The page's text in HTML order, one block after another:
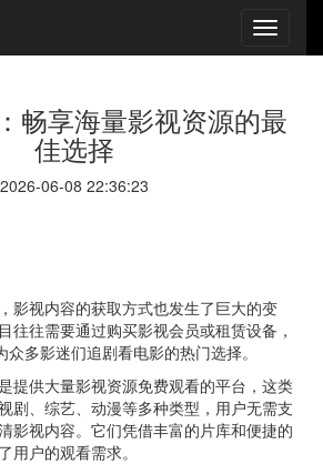
畅享海量影视资源的最
佳选择
2026-06-08 22:36:23
影视内容的获取方式也发生了巨大的变
往往需要通过购买影视会员或租赁设备，
众多影迷们追剧看电影的热门选择。
提供大量影视资源免费观看的平台，这类
剧、综艺、动漫等多种类型，用户无需支
影视内容。它们凭借丰富的片库和便捷的
用户的观看需求。